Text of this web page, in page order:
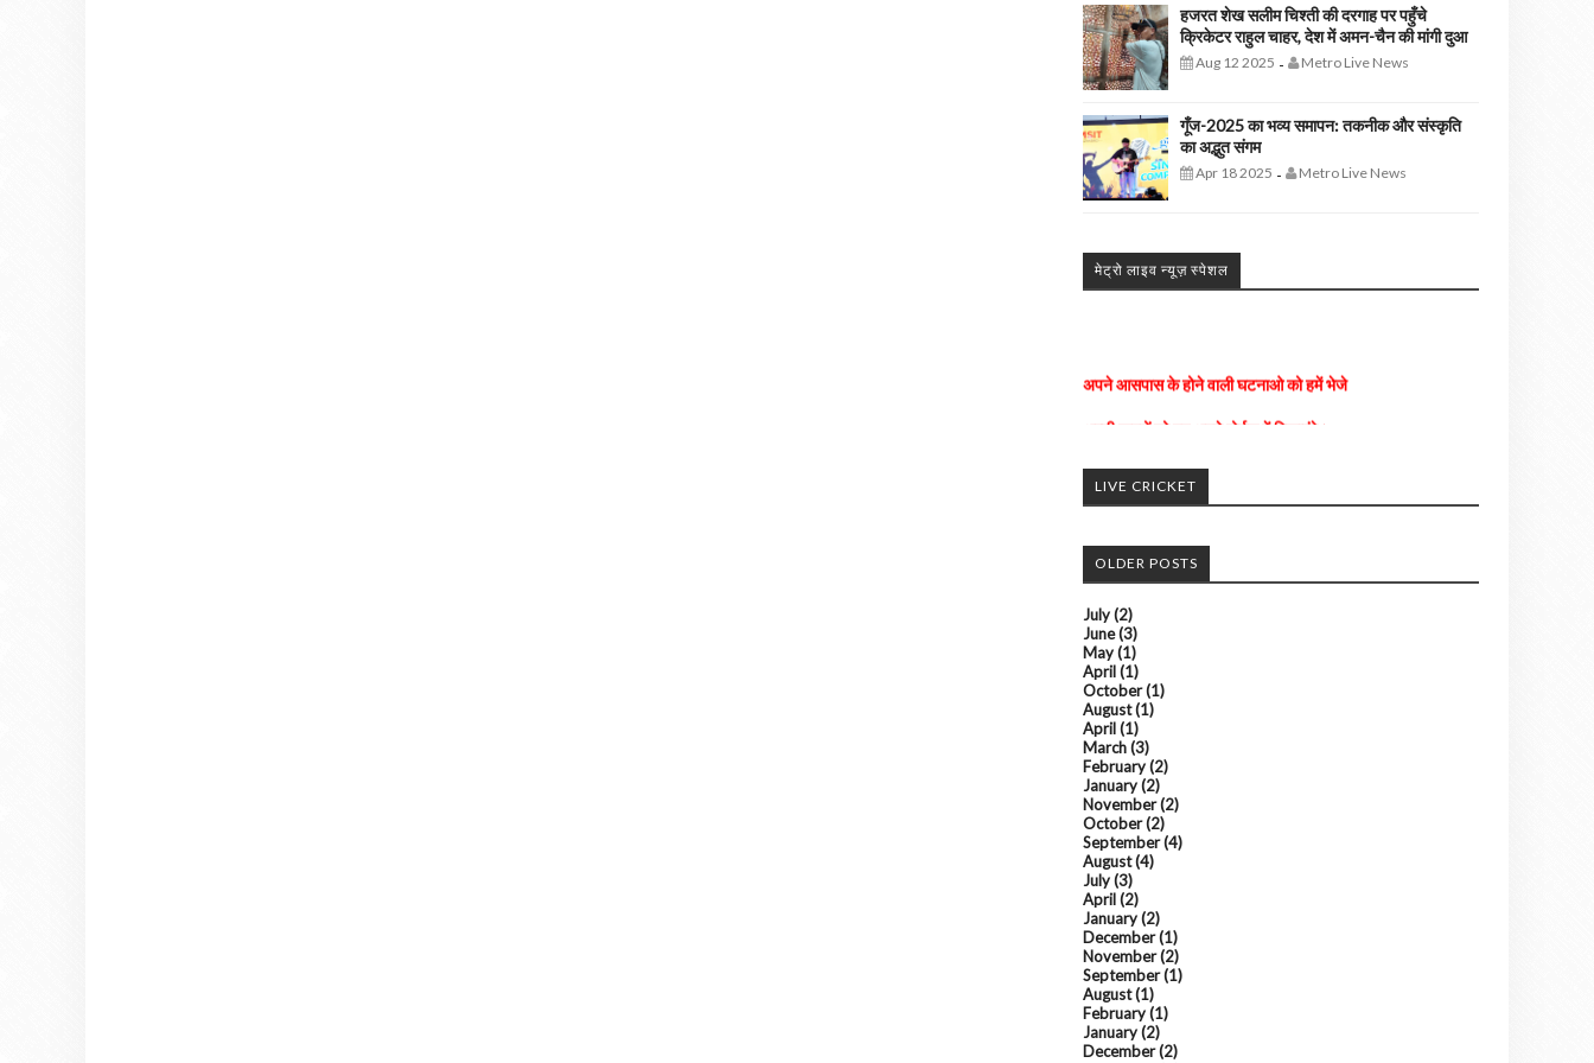
हजरत शेख सलीम चिश्ती की दरगाह पर पहुँचे
क्रिकेटर राहुल चाहर, देश में अमन-चैन की मांगी दुआ
Aug 12 2025 - Metro Live News
गूँज-2025 का भव्य समापन: तकनीक और संस्कृति
का अद्भुत संगम
Apr 18 2025 - Metro Live News
मेट्रो लाइव न्यूज़ स्पेशल
अच्छी खबरों को हम अपने पोर्टल में दिखाएंगे। ......
किसी भी तरह के विज्ञापन के लिए संपर्क करे
LIVE CRICKET
OLDER POSTS
July(2)
June(3)
May(1)
April(1)
October(1)
August(1)
April(1)
March(3)
February(2)
January(2)
November(2)
October(2)
September(4)
August(4)
July(3)
April(2)
January(2)
December(1)
November(2)
September(1)
August(1)
February(1)
January(2)
December(2)